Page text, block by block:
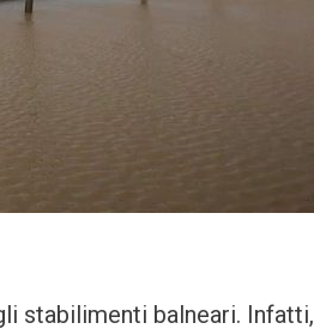
stabilimenti balneari. Infatti,